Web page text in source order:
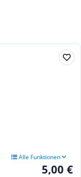
Alle Funktionen
5,00 €